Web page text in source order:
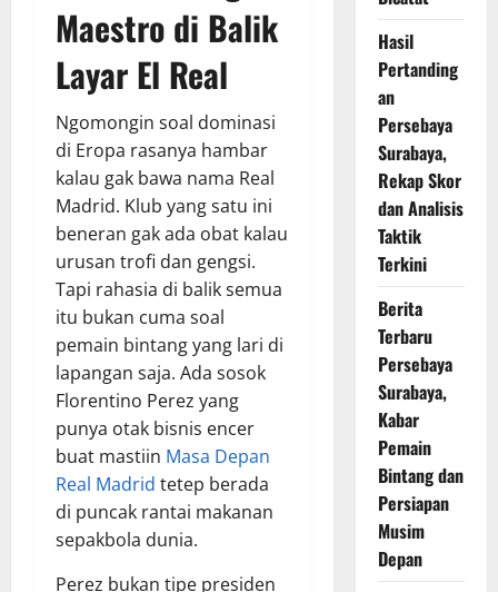
Maestro di Balik
Layar El Real
Ngomongin soal dominasi
di Eropa rasanya hambar
kalau gak bawa nama Real
Madrid. Klub yang satu ini
beneran gak ada obat kalau
urusan trofi dan gengsi.
Tapi rahasia di balik semua
itu bukan cuma soal
pemain bintang yang lari di
lapangan saja. Ada sosok
Florentino Perez yang
punya otak bisnis encer
buat mastiin Masa Depan
Real Madrid tetep berada
di puncak rantai makanan
sepakbola dunia.
Perez bukan tipe presiden
Hasil
Pertanding
an
Persebaya
Surabaya,
Rekap Skor
dan Analisis
Taktik
Terkini
Berita
Terbaru
Persebaya
Surabaya,
Kabar
Pemain
Bintang dan
Persiapan
Musim
Depan